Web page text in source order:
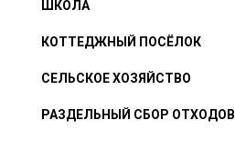
ШКОЛА
КОТТЕДЖНЫЙ ПОСЁЛОК
СЕЛЬСКОЕ ХОЗЯЙСТВО
РАЗДЕЛЬНЫЙ СБОР ОТХОДОВ